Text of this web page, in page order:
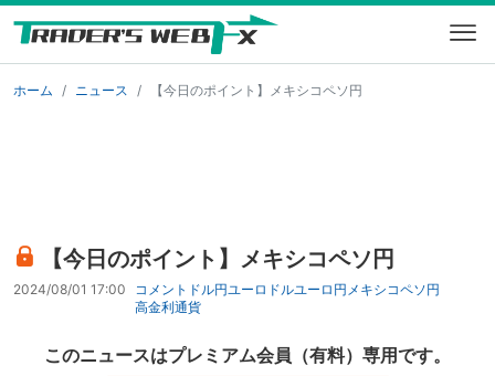
ホーム ニュース 【今日のポイント】メキシコペソ円
【今日のポイント】メキシコペソ円
2024/08/01 17:00 コメント ドル円ユーロドルユーロ円 メキシコペソ円
高金利通貨
このニュースはプレミアム会員（有料）専用です。